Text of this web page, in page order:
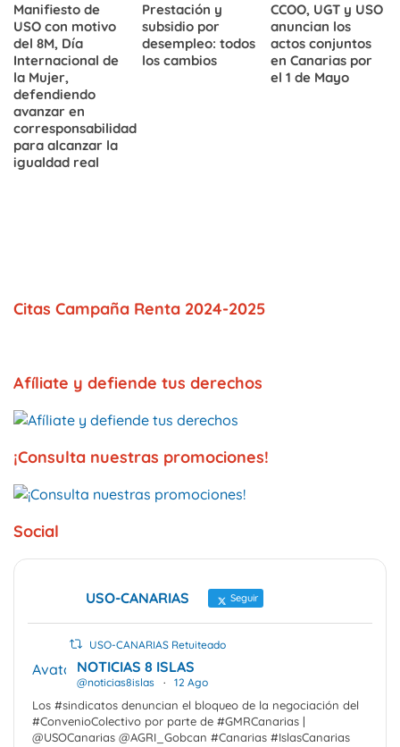
Manifiesto de
USO con motivo
del 8M, Día
Internacional de
la Mujer,
defendiendo
avanzar en
corresponsabilidad
para alcanzar la
igualdad real
Prestación y
subsidio por
desempleo: todos
los cambios
CCOO, UGT y USO
anuncian los
actos conjuntos
en Canarias por
el 1 de Mayo
Citas Campaña Renta 2024-2025
Afíliate y defiende tus derechos
¡Consulta nuestras promociones!
Social
USO-CANARIAS Seguir
USO-CANARIAS Retuiteado
Avatar NOTICIAS 8 ISLAS
@noticias8islas · 12 Ago
Los #sindicatos denuncian el bloqueo de la negociación del
#ConvenioColectivo por parte de #GMRCanarias |
@USOCanarias @AGRI_Gobcan #Canarias #IslasCanarias